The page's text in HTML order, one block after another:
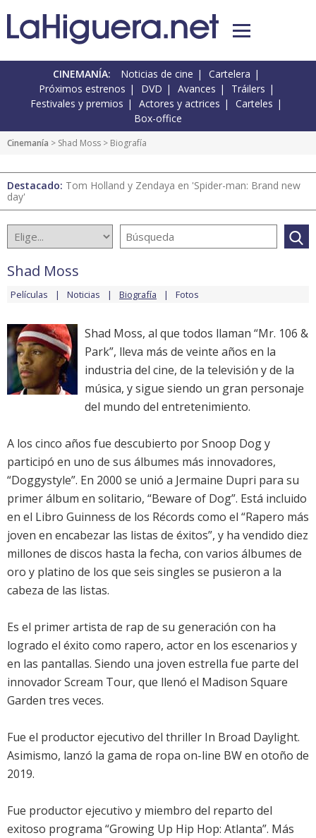
CINEMANÍA: Noticias de cine
Cartelera
Próximos estrenos
DVD Avances
Tráilers
Festivales y premios
Actores y actrices
Carteles
Box-office
Cinemanía > Shad Moss > Biografía
Destacado: Tom Holland y Zendaya en 'Spider-man: Brand new
day'
Shad Moss
Películas Noticias Biografía Fotos
Shad Moss, al que todos llaman “Mr. 106 &
Park”, lleva más de veinte años en la
industria del cine, de la televisión y de la
música, y sigue siendo un gran personaje
del mundo del entretenimiento.
A los cinco años fue descubierto por Snoop Dog y
participó en uno de sus álbumes más innovadores,
“Doggystyle”. En 2000 se unió a Jermaine Dupri para su
primer álbum en solitario, “Beware of Dog”. Está incluido
en el Libro Guinness de los Récords como el “Rapero más
joven en encabezar las listas de éxitos”, y ha vendido diez
millones de discos hasta la fecha, con varios álbumes de
oro y platino de los que seis singles se pusieron a la
cabeza de las listas.
Es el primer artista de rap de su generación con ha
logrado el éxito como rapero, actor en los escenarios y
en las pantallas. Siendo una joven estrella fue parte del
innovador Scream Tour, que llenó el Madison Square
Garden tres veces.
Fue el productor ejecutivo del thriller In Broad Daylight.
Asimismo, lanzó la gama de ropa on-line BW en otoño de
2019.
Fue productor ejecutivo y miembro del reparto del
exitoso programa “Growing Up Hip Hop: Atlanta”. Más